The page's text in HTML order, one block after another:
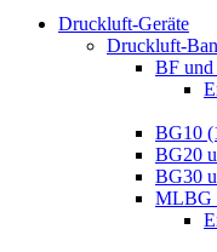
Druckluft-Geräte
Druckluft-
BF
BG10
BG20
BG30
MLBG